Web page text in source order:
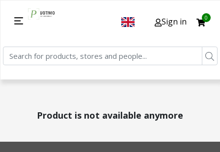
Sign in 0
Product is not available anymore